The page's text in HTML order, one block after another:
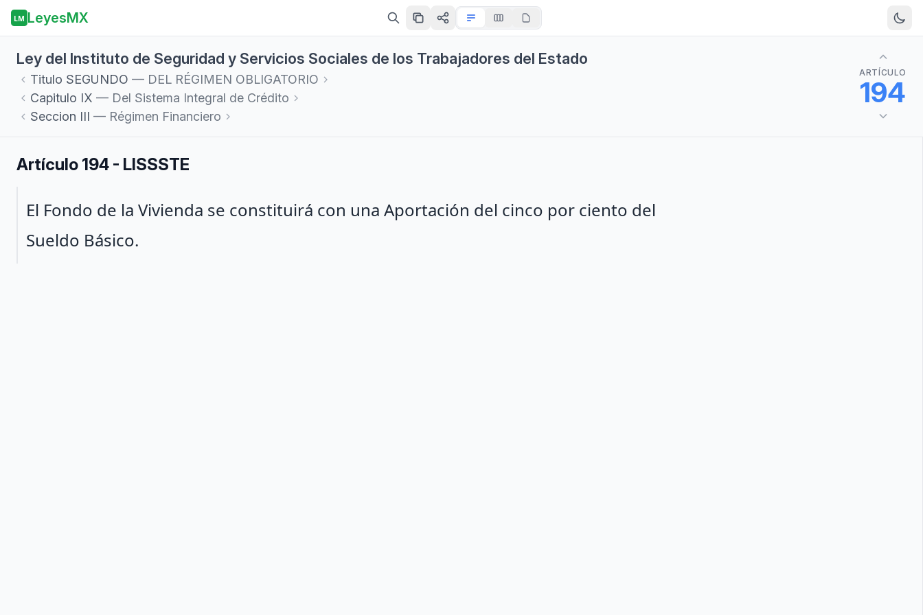
LM LeyesMX
Ley del Instituto de Seguridad y Servicios Sociales de los Trabajadores del Estado
Titulo SEGUNDO — DEL RÉGIMEN OBLIGATORIO
Capitulo IX — Del Sistema Integral de Crédito
Seccion III — Régimen Financiero
ARTÍCULO
194
Artículo 194 - LISSSTE
Párrafo 1
El Fondo de la Vivienda se constituirá con una Aportación del cinco por ciento del
Sueldo Básico.